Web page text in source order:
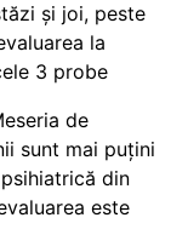
și joi, peste
la
3 probe
de
sunt mai puțini
din
este